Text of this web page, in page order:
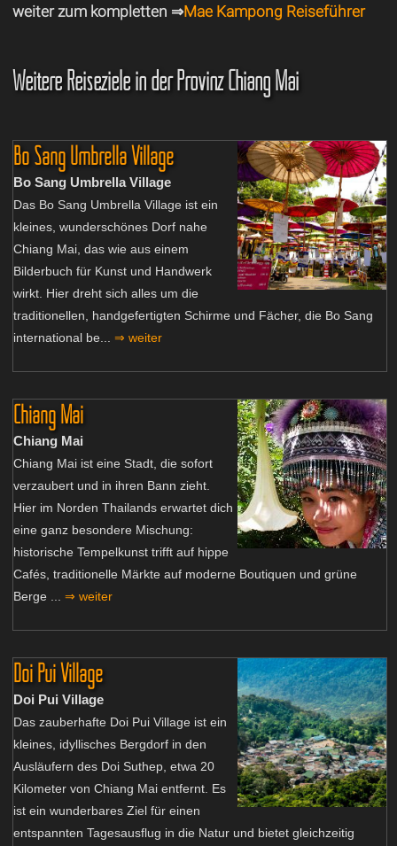
weiter zum kompletten ⇒Mae Kampong Reiseführer
Weitere Reiseziele in der Provinz Chiang Mai
Bo Sang Umbrella Village
Bo Sang Umbrella Village
Das Bo Sang Umbrella Village ist ein
kleines, wunderschönes Dorf nahe
Chiang Mai, das wie aus einem
Bilderbuch für Kunst und Handwerk
wirkt. Hier dreht sich alles um die
traditionellen, handgefertigten Schirme und Fächer, die Bo Sang
international be... ⇒ weiter
Chiang Mai
Chiang Mai
Chiang Mai ist eine Stadt, die sofort
verzaubert und in ihren Bann zieht.
Hier im Norden Thailands erwartet dich
eine ganz besondere Mischung:
historische Tempelkunst trifft auf hippe
Cafés, traditionelle Märkte auf moderne Boutiquen und grüne
Berge ... ⇒ weiter
Doi Pui Village
Doi Pui Village
Das zauberhafte Doi Pui Village ist ein
kleines, idyllisches Bergdorf in den
Ausläufern des Doi Suthep, etwa 20
Kilometer von Chiang Mai entfernt. Es
ist ein wunderbares Ziel für einen
entspannten Tagesausflug in die Natur und bietet gleichzeitig